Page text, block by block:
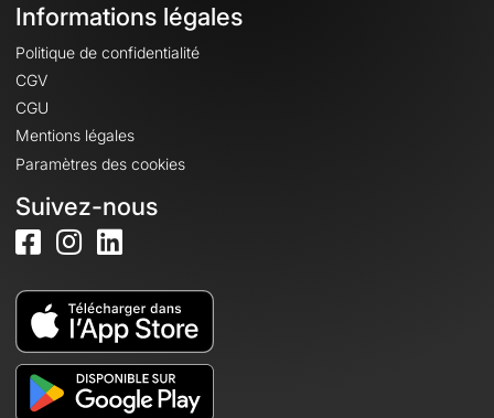
Informations légales
Politique de confidentialité
CGV
CGU
Mentions légales
Paramètres des cookies
Suivez-nous